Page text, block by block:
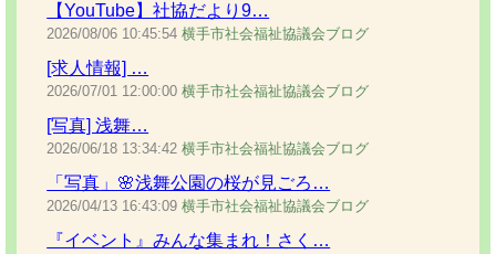
【YouTube】社協だより9…
2026/08/06 10:45:54 横手市社会福祉協議会ブログ
[求人情報] …
2026/07/01 12:00:00 横手市社会福祉協議会ブログ
[写真] 浅舞…
2026/06/18 13:34:42 横手市社会福祉協議会ブログ
「写真」🌸浅舞公園の桜が見ごろ…
2026/04/13 16:43:09 横手市社会福祉協議会ブログ
『イベント』みんな集まれ！さく…